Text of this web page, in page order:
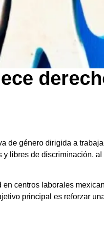
de género dirigida a
y libres de discriminación, al
centros laborales
principal es reforzar